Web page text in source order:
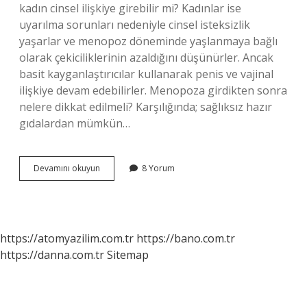
kadın cinsel ilişkiye girebilir mi? Kadınlar ise
uyarılma sorunları nedeniyle cinsel isteksizlik
yaşarlar ve menopoz döneminde yaşlanmaya bağlı
olarak çekiciliklerinin azaldığını düşünürler. Ancak
basit kayganlaştırıcılar kullanarak penis ve vajinal
ilişkiye devam edebilirler. Menopoza girdikten sonra
nelere dikkat edilmeli? Karşılığında; sağlıksız hazır
gıdalardan mümkün…
Devamını okuyun Menopoza
Girdikten
8 Yorum
https://atomyazilim.com.tr https://bano.com.tr
https://danna.com.trSitemap